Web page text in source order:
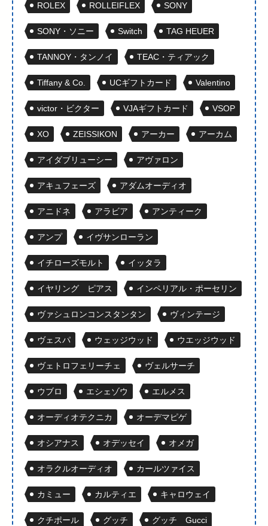
ROLEX ROLLEIFLEX SONY
SONY・ソニー Switch TAG HEUER
TANNOY・タンノイ TEAC・ティアック
Tiffany & Co. UCギフトカード Valentino
victor・ビクター VJAギフトカード VSOP
XO ZEISSIKON アーカー アーカム
アイダブリューシー アヴァロン
アキュフェーズ アダムオーディオ
アニドネ アラビア アンティーク
アンプ イヴサンローラン
イチローズモルト イッタラ
イヤリング ピアス インペリアル・ポーセリン
ヴァシュロンコンスタンタン ヴィンテージ
ヴェスパ ウェッジウッド ウエッジウッド
ヴェトロフェリーチェ ヴェルサーチ
ウブロ エシェゾウ エルメス
オーディオテクニカ オーデマピゲ
オシアナス オデッセイ オメガ
オラクルオーディオ カールツァイス
カミュー カルティエ キャロウェイ
クチポール グッチ グッチ Gucci